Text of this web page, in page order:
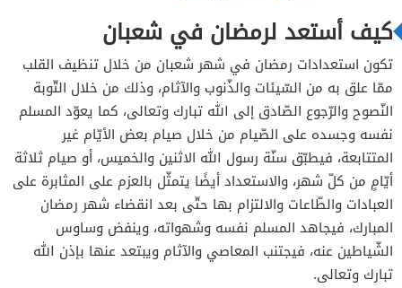
كيف أستعد لرمضان في شعبان
تكون استعدادات رمضان في شهر شعبان من خلال تنظيف القلب
ممّا علق به من السّيئات والذّنوب والآثام، وذلك من خلال التّوبة
النّصوح والرّجوع الصّادق إلى الله تبارك وتعالى، كما يعوّد المسلم
نفسه وجسده على الصّيام من خلال صيام بعض الأيّام غير
المتتابعة، فيطبّق سنّة رسول الله الاثنين والخميس، أو صيام ثلاثة
أيّامٍ من كلّ شهر، والاستعداد أيضًا يتمثّل بالعزم على المثابرة على
العبادات والطّاعات والالتزام بها حتّى بعد انقضاء شهر رمضان
المبارك، فيجاهد المسلم نفسه وشهواته، وينفض وساوس
الشّياطين عنه، فيجتنب المعاصي والآثام ويبتعد عنها بإذن الله
تبارك وتعالى.